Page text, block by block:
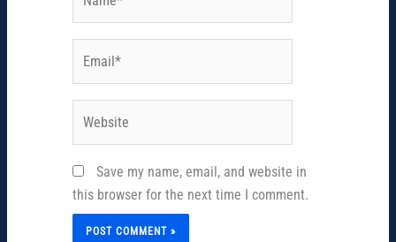
Save my name, email, and website in
this browser for the next time I comment.